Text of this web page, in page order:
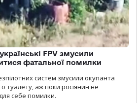
FPV змусили
фатальної помилки
систем змусили окупанта
туалету, аж поки росіянин не
себе помилки.